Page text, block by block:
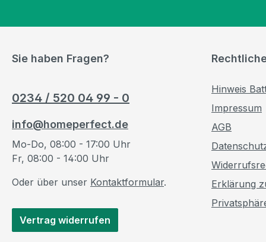
Sie haben Fragen?
0234 / 520 04 99 - 0
info@homeperfect.de
Mo-Do, 08:00 - 17:00 Uhr
Fr, 08:00 - 14:00 Uhr
Oder über unser Kontaktformular.
Vertrag widerrufen
Hinweis
Impressum
AGB
Erklärung